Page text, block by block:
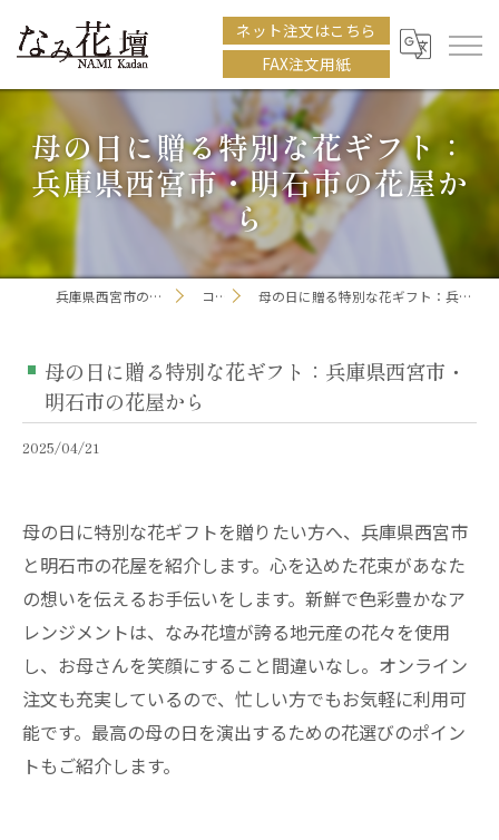
ネット注文はこちら
FAX注文用紙
母の日に贈る特別な花ギフト：
兵庫県西宮市・明石市の花屋か
ら
兵庫県西宮市の花屋ならなみ花壇 コラム 母の日に贈る特別な花ギフト：兵庫県西宮市・明石市の花屋から
母の日に贈る特別な花ギフト：兵庫県西宮市・
明石市の花屋から
2025/04/21
母の日に特別な花ギフトを贈りたい方へ、兵庫県西宮市
と明石市の花屋を紹介します。心を込めた花束があなた
の想いを伝えるお手伝いをします。新鮮で色彩豊かなア
レンジメントは、なみ花壇が誇る地元産の花々を使用
し、お母さんを笑顔にすること間違いなし。オンライン
注文も充実しているので、忙しい方でもお気軽に利用可
能です。最高の母の日を演出するための花選びのポイン
トもご紹介します。